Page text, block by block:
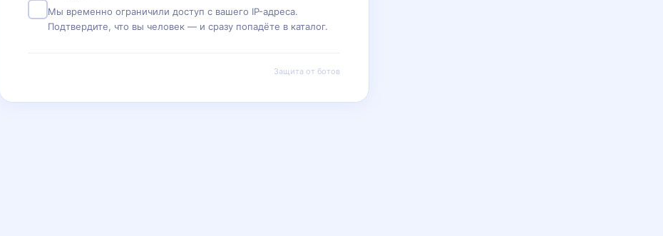
Мы временно ограничили доступ с вашего IP-адреса.
Подтвердите, что вы человек — и сразу попадёте в каталог.
Защита от ботов